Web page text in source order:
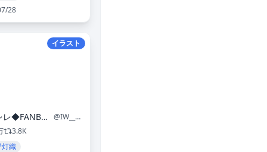
28
イラスト
黒エレレ◆FANBOX🔞
@IW__r18
3.8K
織